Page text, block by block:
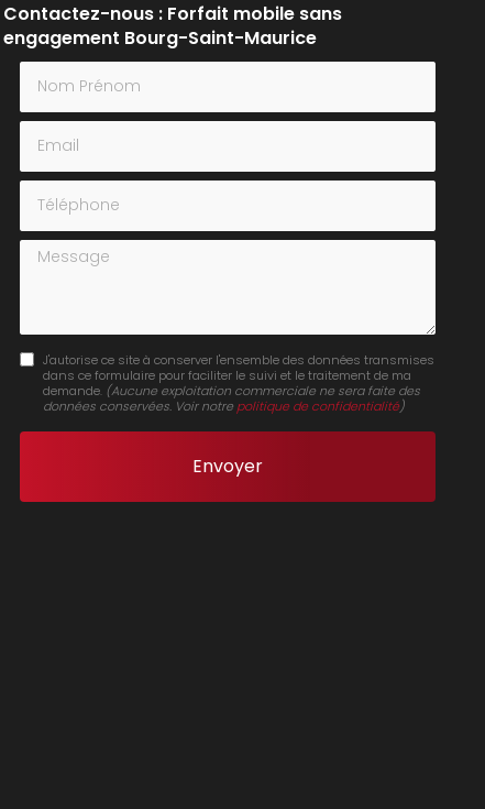
Contactez-nous : Forfait mobile sans
engagement Bourg-Saint-Maurice
Nom Prénom
Email
Téléphone
Message
J'autorise ce site à conserver l'ensemble des données transmises
dans ce formulaire pour faciliter le suivi et le traitement de ma
demande. (Aucune exploitation commerciale ne sera faite des
données conservées. Voir notre politique de confidentialité)